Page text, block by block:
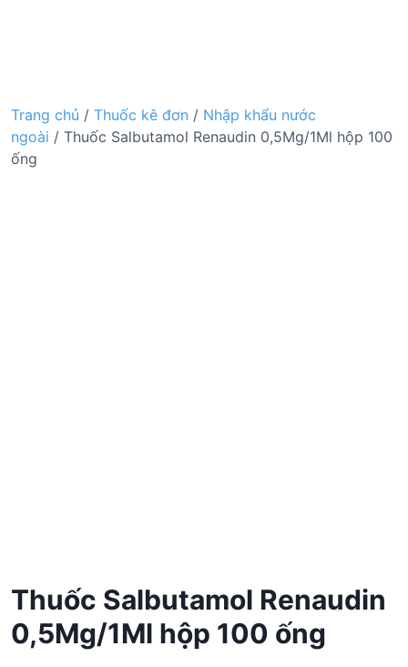
Trang chủ / Thuốc kê đơn / Nhập khẩu nước
ngoài / Thuốc Salbutamol Renaudin 0,5Mg/1Ml hộp 100
ống
Thuốc Salbutamol Renaudin
0,5Mg/1Ml hộp 100 ống